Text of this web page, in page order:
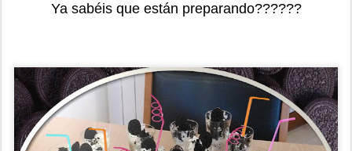
Ya sabéis que están preparando??????